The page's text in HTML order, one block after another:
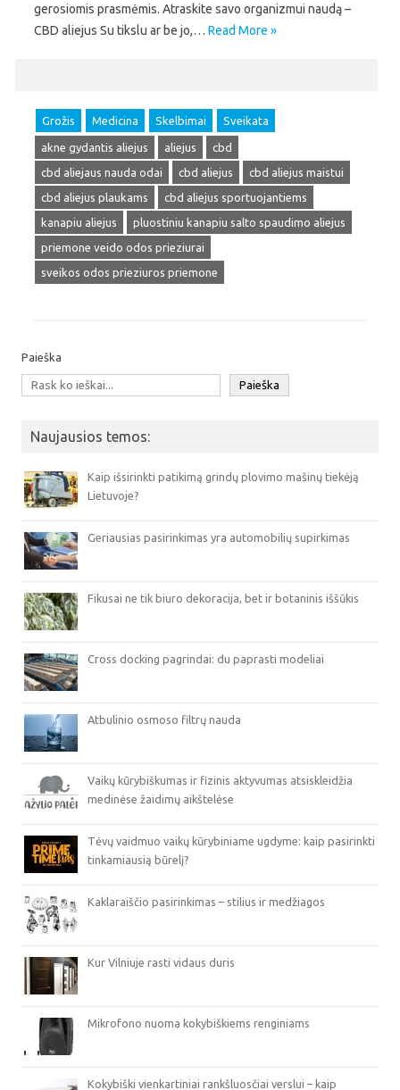
gerosiomis prasmėmis. Atraskite savo organizmui naudą –
CBD aliejus Su tikslu ar be jo,… Read More »
Grožis Medicina Skelbimai Sveikata
akne gydantis aliejus aliejus
cbd
cbd aliejaus nauda odai
cbd aliejus
cbd aliejus maistui
cbd aliejus plaukams
cbd aliejus sportuojantiems
kanapiu aliejus
pluostiniu kanapiu salto spaudimo aliejus
priemone veido odos prieziurai
sveikos odos prieziuros priemone
Paieška
Paieška
Naujausios temos:
Kaip išsirinkti patikimą grindų plovimo mašinų tiekėją
Lietuvoje?
Geriausias pasirinkimas yra automobilių supirkimas
Fikusai ne tik biuro dekoracija, bet ir botaninis iššūkis
Cross docking pagrindai: du paprasti modeliai
Atbulinio osmoso filtrų nauda
Vaikų kūrybiškumas ir fizinis aktyvumas atsiskleidžia
medinėse žaidimų aikštelėse
Tėvų vaidmuo vaikų kūrybiniame ugdyme: kaip pasirinkti
tinkamiausią būrelį?
Kaklaraiščio pasirinkimas – stilius ir medžiagos
Kur Vilniuje rasti vidaus duris
Mikrofono nuoma kokybiškiems renginiams
Kokybiški vienkartiniai rankšluosčiai verslui – kaip